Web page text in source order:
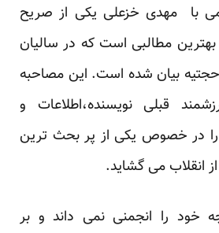
با مهدی خزعلی یکی از صریح
مطالبی است که در سالیان
حجتیه بیان شده است. این مصاحبه
قبلی نویسنده،اطلاعات و
در خصوص یکی از پر بحث ترین
می گشاید.
خود را انجمنی نمی داند و بر